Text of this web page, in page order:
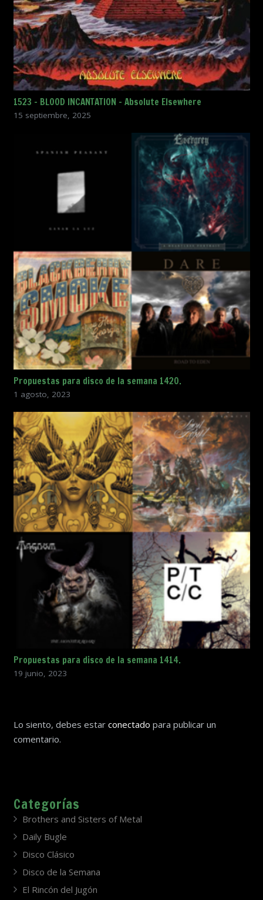
1523 – BLOOD INCANTATION – Absolute Elsewhere
15 septiembre, 2025
Propuestas para disco de la semana 1420.
1 agosto, 2023
Propuestas para disco de la semana 1414.
19 junio, 2023
Lo siento, debes estar conectado para publicar un
comentario.
Categorías
Brothers and Sisters of Metal
Daily Bugle
Disco Clásico
Disco de la Semana
El Rincón del Jugón